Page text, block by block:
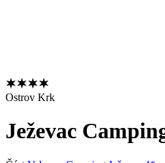
Ostrov Krk
Ježevac